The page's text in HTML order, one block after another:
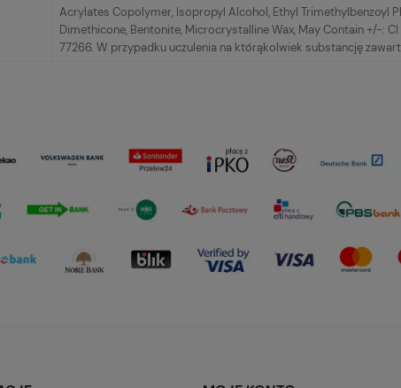
Acrylates Copolymer, Isopropyl Alcohol, Ethyl Trimethylbenzoyl
Dimethicone, Bentonite, Microcrystalline Wax, May Contain +/-: CI
77266. W przypadku uczulenia na którąkolwiek substancję